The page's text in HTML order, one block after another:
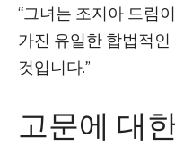
“그녀는 조지아 드림
가진 유일한 합법적
것입니다.”
고문에 대